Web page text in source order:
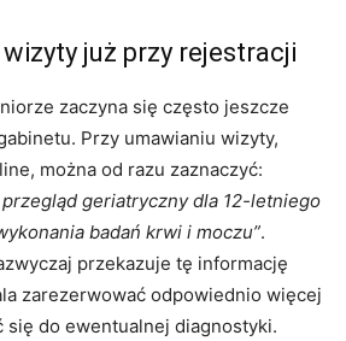
już przy rejestracji
zaczyna się często jeszcze
Przy umawianiu wizyty,
można od razu zaznaczyć:
przegląd geriatryczny dla 12-letniego
badań krwi i moczu”.
przekazuje tę informację
zarezerwować odpowiednio więcej
się do ewentualnej diagnostyki.